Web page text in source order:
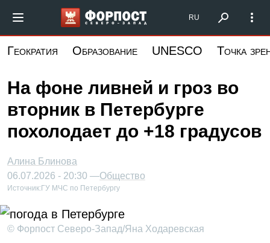
основному
Форпост Северо-Запад
RU
Геократия Образование UNESCO Точка
На фоне ливней и гроз во
вторник в Петербурге
похолодает до +18 градусов
Алина Блинова
06.07.2026 - 20:30 —Общество
Источник: ГУ МЧС по Петербургу
© Форпост Северо-Запад/Яна Ходаревская